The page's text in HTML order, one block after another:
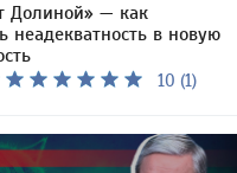
Долиной» — как
неадекватность в новую
10 (1)